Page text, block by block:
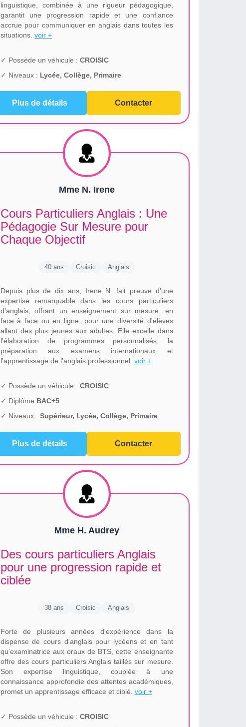
linguistique, combinée à une rigueur pédagogique,
garantit une progression rapide et une confiance
accrue pour communiquer en anglais dans toutes les
situations. voir +
✓ Possède un véhicule : CROISIC
✓ Niveaux : Lycée, Collège, Primaire
Plus de détails Contacter
Mme N. Irene
Cours Particuliers Anglais : Une
Pédagogie Sur Mesure pour
Chaque Objectif
40 ans Croisic Anglais
Depuis plus de dix ans, Irene N. fait preuve d'une
expertise remarquable dans les cours particuliers
d'anglais, offrant un enseignement sur mesure, en
face à face ou en ligne, pour une diversité d'élèves
allant des plus jeunes aux adultes. Elle excelle dans
l'élaboration de programmes personnalisés, la
préparation aux examens internationaux et
l'apprentissage de l'anglais professionnel. voir +
✓ Possède un véhicule : CROISIC
✓ Diplôme BAC+5
✓ Niveaux : Supérieur, Lycée, Collège, Primaire
Plus de détails Contacter
Mme H. Audrey
Des cours particuliers Anglais
pour une progression rapide et
ciblée
38 ans Croisic Anglais
Forte de plusieurs années d'expérience dans la
dispense de cours d'anglais pour lycéens et en tant
qu'examinatrice aux oraux de BTS, cette enseignante
offre des cours particuliers Anglais taillés sur mesure.
Son expertise linguistique, couplée à une
connaissance approfondie des attentes académiques,
promet un apprentissage efficace et ciblé. voir +
✓ Possède un véhicule : CROISIC